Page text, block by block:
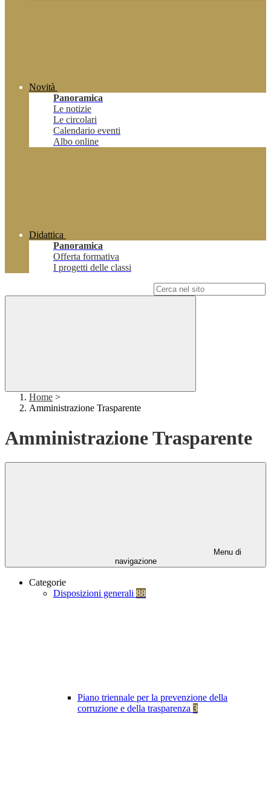
Novità
Panoramica
Le notizie
Le circolari
Calendario eventi
Albo online
Didattica
Panoramica
Offerta formativa
I progetti delle classi
Home >
Amministrazione Trasparente
Amministrazione Trasparente
Menu di
navigazione
Categorie
Disposizioni generali 88
Piano triennale per la prevenzione della
corruzione e della trasparenza 3